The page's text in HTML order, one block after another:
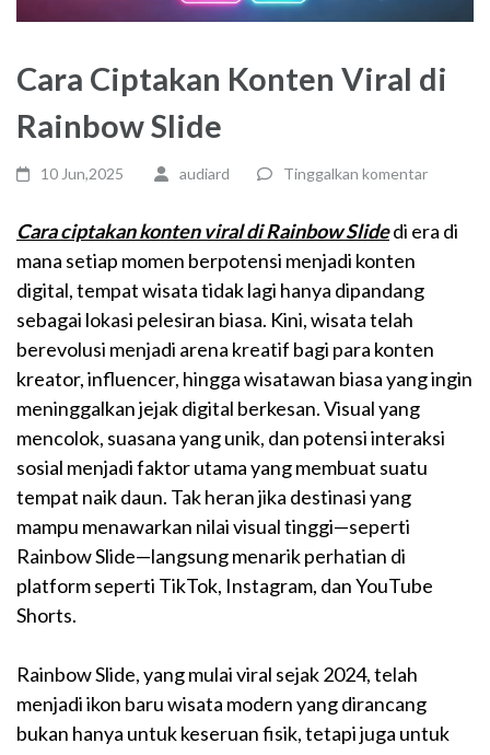
Cara Ciptakan Konten Viral di
Rainbow Slide
10 Jun,2025 audiard Tinggalkan komentar
Cara ciptakan konten viral di Rainbow Slidedi era di
mana setiap momen berpotensi menjadi konten
digital, tempat wisata tidak lagi hanya dipandang
sebagai lokasi pelesiran biasa. Kini, wisata telah
berevolusi menjadi arena kreatif bagi para konten
kreator, influencer, hingga wisatawan biasa yang ingin
meninggalkan jejak digital berkesan. Visual yang
mencolok, suasana yang unik, dan potensi interaksi
sosial menjadi faktor utama yang membuat suatu
tempat naik daun. Tak heran jika destinasi yang
mampu menawarkan nilai visual tinggi—seperti
Rainbow Slide—langsung menarik perhatian di
platform seperti TikTok, Instagram, dan YouTube
Shorts.
Rainbow Slide, yang mulai viral sejak 2024, telah
menjadi ikon baru wisata modern yang dirancang
bukan hanya untuk keseruan fisik, tetapi juga untuk